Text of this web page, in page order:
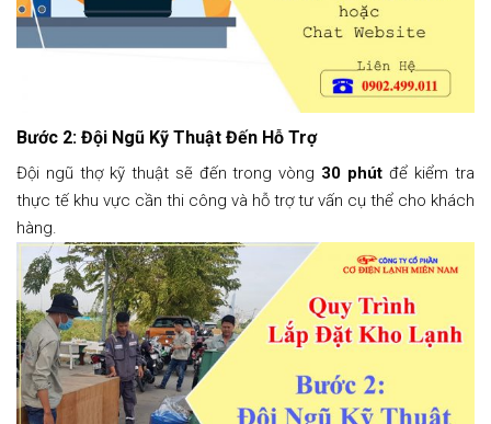
Bước 2: Đội Ngũ Kỹ Thuật Đến Hỗ Trợ
Đội ngũ thợ kỹ thuật sẽ đến trong vòng 30 phút để kiểm tra
thực tế khu vực cần thi công và hỗ trợ tư vấn cụ thể cho khách
hàng.